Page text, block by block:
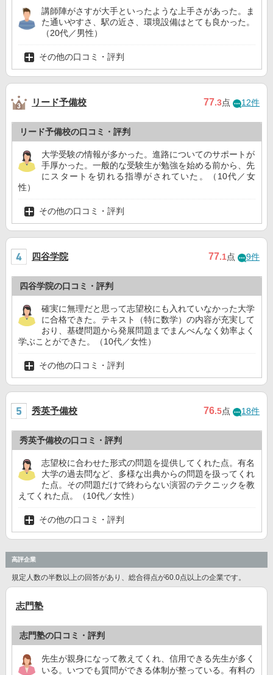
講師陣がさすが大手といったような上手さがあった。ま
た通いやすさ、駅の近さ、環境設備はとても良かった。
（20代／男性）
その他の口コミ・評判
リード予備校 77.3点 12件
リード予備校の口コミ・評判
大学受験の情報が多かった。進路についてのサポートが
手厚かった。一般的な受験生が勉強を始める前から、先
にスタートを切れる指導がされていた。（10代／女
性）
その他の口コミ・評判
四谷学院 77.1点 9件
四谷学院の口コミ・評判
確実に無理だと思って志望校にも入れていなかった大学
に合格できた。テキスト（特に数学）の内容が充実して
おり、基礎問題から発展問題までまんべんなく効率よく
学ぶことができた。（10代／女性）
その他の口コミ・評判
秀英予備校 76.5点 18件
秀英予備校の口コミ・評判
志望校に合わせた形式の問題を提供してくれた点。有名
大学の過去問など、多様な出典からの問題を扱ってくれ
た点。その問題だけで終わらない演習のテクニックを教
えてくれた点。（10代／女性）
その他の口コミ・評判
高評企業
規定人数の半数以上の回答があり、総合得点が60.0点以上の企業です。
志門塾
志門塾の口コミ・評判
先生が親身になって教えてくれ、信用できる先生が多く
いる。いつでも質問ができる体制が整っている。有料の